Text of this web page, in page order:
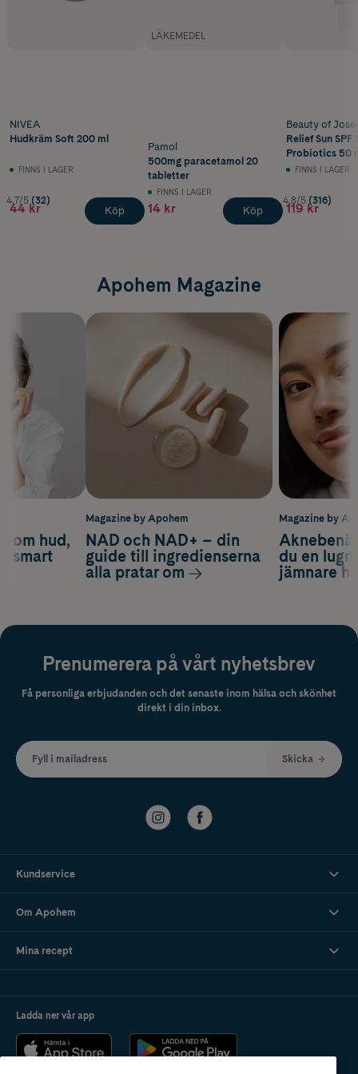
NIVEA
Hudkräm Soft 200 ml
FINNS I LAGER
4.7/5 (32)
44 kr Köp
LÄKEMEDEL
Pamol
500mg paracetamol 20
tabletter
FINNS I LAGER
14 kr Köp
Beauty of
Relief Sun SPF
Probiotics 50
FINNS I LAGER
4.8/5 (316)
119 kr
Apohem Magazine
Magazine by
du en
jämnare
om hud,
smart
Magazine by Apohem
NAD och NAD+ – din
guide till ingredienserna
alla pratar om
Prenumerera på vårt nyhetsbrev
Få personliga erbjudanden och det senaste inom hälsa och skönhet
direkt i din inbox.
Fyll i mailadress Skicka
Kundservice
Om Apohem
Mina recept
Ladda ner vår app